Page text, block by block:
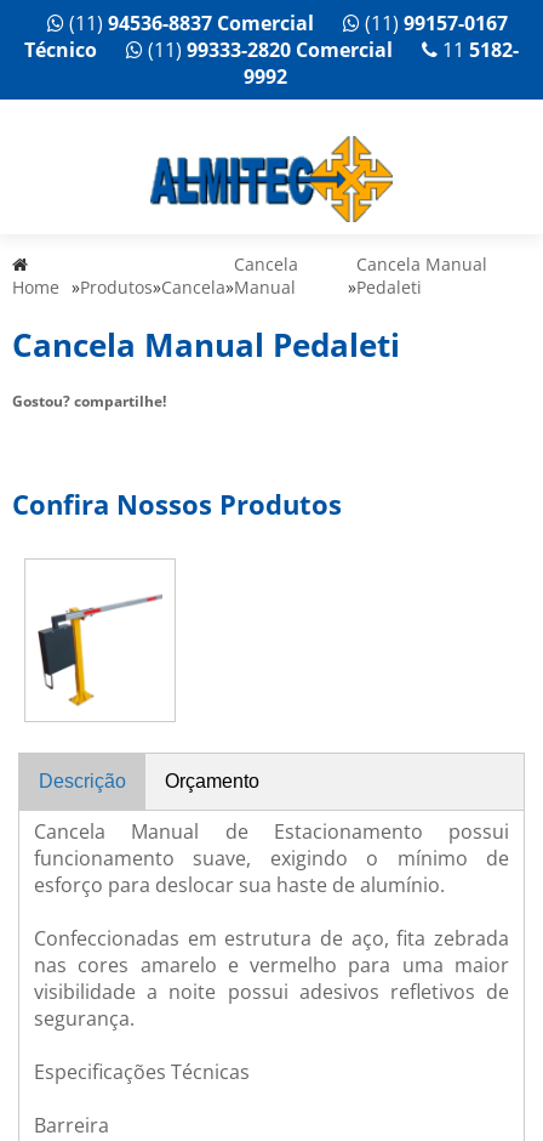
(11) 94536-8837 Comercial (11) 99157-0167
Técnico
(11) 99333-2820 Comercial 11 5182-
9992
Home »Produtos»Cancela»
Cancela
Manual
»
Cancela Manual
Pedaleti
Cancela Manual Pedaleti
Gostou? compartilhe!
Confira Nossos Produtos
Descrição Orçamento
Cancela Manual de Estacionamento possui
funcionamento suave, exigindo o mínimo de
esforço para deslocar sua haste de alumínio.
Confeccionadas em estrutura de aço, fita zebrada
nas cores amarelo e vermelho para uma maior
visibilidade a noite possui adesivos refletivos de
segurança.
Especificações Técnicas
Barreira